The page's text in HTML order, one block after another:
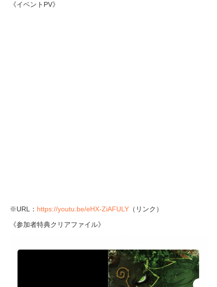
《イベントPV》
※URL： https://youtu.be/eHX-ZiAFULY （リンク）
《参加者特典クリアファイル》